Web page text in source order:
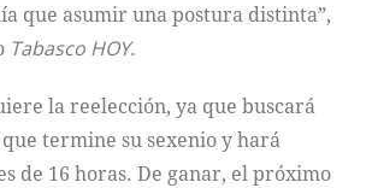
que asumir una postura distinta”,
Tabasco HOY.
la reelección, ya que buscará
termine su sexenio y hará
de 16 horas. De ganar, el próximo